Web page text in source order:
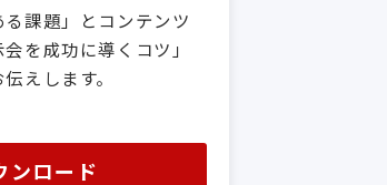
課題」とコンテンツ
を成功に導くコツ」
えします。
ンロード